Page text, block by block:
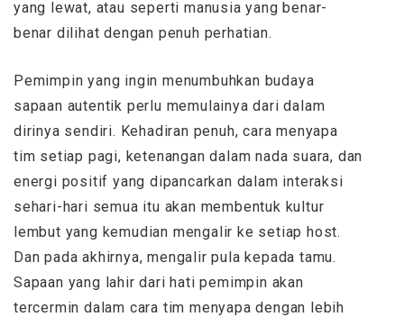
yang lewat, atau seperti manusia yang benar-
benar dilihat dengan penuh perhatian.
Pemimpin yang ingin menumbuhkan budaya
sapaan autentik perlu memulainya dari dalam
dirinya sendiri. Kehadiran penuh, cara menyapa
tim setiap pagi, ketenangan dalam nada suara, dan
energi positif yang dipancarkan dalam interaksi
sehari-hari semua itu akan membentuk kultur
lembut yang kemudian mengalir ke setiap host.
Dan pada akhirnya, mengalir pula kepada tamu.
Sapaan yang lahir dari hati pemimpin akan
tercermin dalam cara tim menyapa dengan lebih